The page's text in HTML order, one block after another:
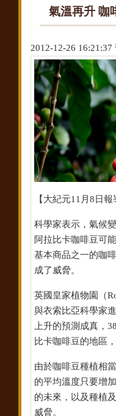
氣溫再升 咖
2012-12-26
【大紀元11月8日
科學家表示，氣候
阿拉比卡咖啡豆可
基本商品之一的咖
成了威脅。
英國皇家植物園（
與衣索比亞科學家
上升的預測成真，
比卡咖啡豆的地區
由於咖啡豆種植相
的平均溫度只要增
的未來，以及種植
威脅。